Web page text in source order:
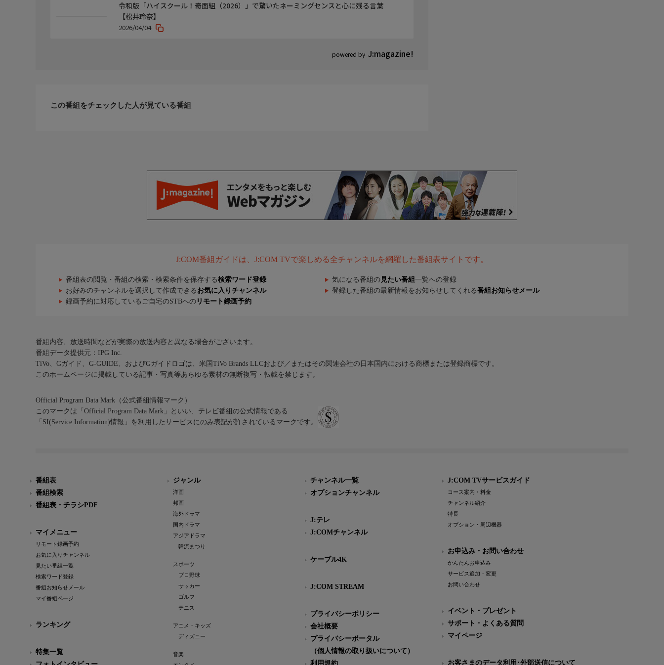
powered by J:magazine!
令和版「ハイスクール！奇面組（2026）」で驚いたネーミングセンスと心に残る言葉
【松井玲奈】
2026/04/04
この番組をチェックした人が見ている番組
J:COM番組ガイドは、J:COM TVで楽しめる全チャンネルを網羅した番組表サイトです。
番組表の閲覧・番組の検索・検索条件を保存する検索ワード登録 気になる番組の 見たい番組 一覧への登録
お好みのチャンネルを選択して作成できる お気に入りチャンネル 登録した番組の最新情報をお知らせしてくれる番組お知らせメール
録画予約に対応しているご自宅のSTBへの リモート録画予約
番組内容、放送時間などが実際の放送内容と異なる場合がございます。
番組データ提供元：IPG Inc.
TiVo、Gガイド、G-GUIDE、およびGガイドロゴは、米国TiVo Brands LLCおよび／またはその関連会社の日本国内における商標または登録商標です。
このホームページに掲載している記事・写真等あらゆる素材の無断複写・転載を禁じます。
Official Program Data Mark（公式番組情報マーク）
このマークは「Official Program Data Mark」といい、テレビ番組の公式情報である
「SI(Service Information)情報」を利用したサービスにのみ表記が許されているマークです。
番組表
番組検索
番組表・チラシPDF
マイメニュー
リモート録画予約
お気に入りチャンネル
見たい番組一覧
検索ワード登録
番組お知らせメール
マイ番組ページ
ランキング
特集一覧
ジャンル
洋画
邦画
海外ドラマ
国内ドラマ
アジアドラマ
韓流まつり
スポーツ
プロ野球
サッカー
ゴルフ
テニス
アニメ・キッズ
ディズニー
音楽
チャンネル一覧
オプションチャンネル
J:テレ
J:COMチャンネル
ケーブル4K
J:COM STREAM
プライバシーポリシー
会社概要
プライバシーポータル
（個人情報の取り扱いについて）
利用規約
J:COM TVサービスガイド
コース案内・料金
チャンネル紹介
特長
オプション・周辺機器
お申込み・お問い合わせ
かんたんお申込み
サービス追加・変更
お問い合わせ
イベント・プレゼント
サポート・よくある質問
マイページ
お客さまのデータ利用･外部送信について